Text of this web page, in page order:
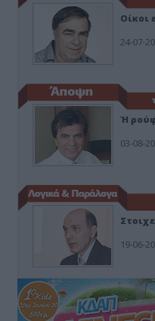
Οίκοι
24-07-
Ή
03-08-
19-06-